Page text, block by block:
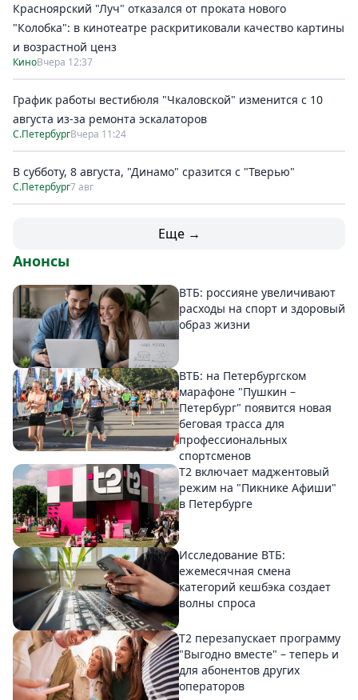
Красноярский "Луч" отказался от проката нового
"Колобка": в кинотеатре раскритиковали качество картины
и возрастной ценз
КиноВчера 12:37
График работы вестибюля "Чкаловской" изменится с 10
августа из-за ремонта эскалаторов
С.ПетербургВчера 11:24
В субботу, 8 августа, "Динамо" сразится с "Тверью"
С.Петербург7 авг
Еще →
Анонсы
ВТБ: россияне увеличивают
расходы на спорт и здоровый
образ жизни
ВТБ: на Петербургском
марафоне "Пушкин –
Петербург" появится новая
беговая трасса для
профессиональных
спортсменов
Т2 включает маджентовый
режим на "Пикнике Афиши"
в Петербурге
Исследование ВТБ:
ежемесячная смена
категорий кешбэка создает
волны спроса
Т2 перезапускает программу
"Выгодно вместе" – теперь и
для абонентов других
операторов